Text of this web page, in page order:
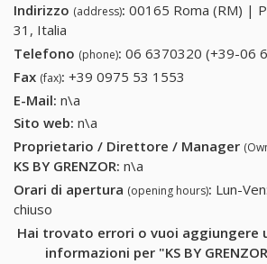
Indirizzo (address): 00165 Roma (RM) |
31, Italia
Telefono (phone): 06 6370320 (+39-06
Fax (fax): +39 0975 53 1553
E-Mail: n\a
Sito web: n\a
Proprietario / Direttore / Manager
KS BY GRENZOR: n\a
Orari di apertura (opening hours): Lun-
chiuso
Hai trovato errori o vuoi aggiungere
informazioni per "KS BY